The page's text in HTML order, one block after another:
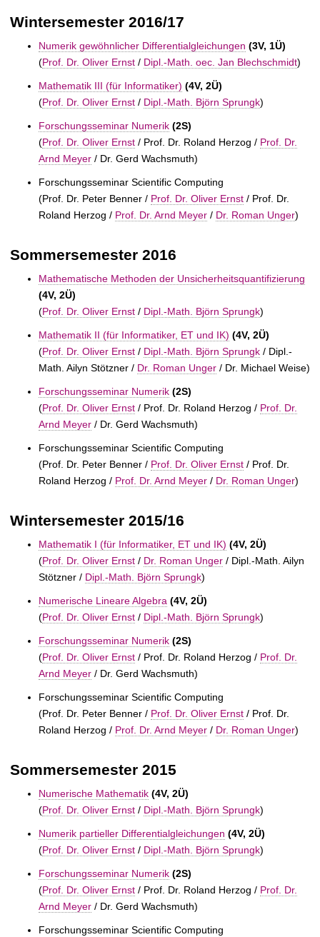
Wintersemester 2016/17
Numerik gewöhnlicher Differentialgleichungen (3V, 1Ü)
(Prof. Dr. Oliver Ernst / Dipl.-Math. oec. Jan Blechschmidt)
Mathematik III (für Informatiker) (4V, 2Ü)
(Prof. Dr. Oliver Ernst / Dipl.-Math. Björn Sprungk)
Forschungsseminar Numerik (2S)
(Prof. Dr. Oliver Ernst / Prof. Dr. Roland Herzog / Prof. Dr.
Arnd Meyer / Dr. Gerd Wachsmuth)
Forschungsseminar Scientific Computing
(Prof. Dr. Peter Benner / Prof. Dr. Oliver Ernst / Prof. Dr.
Roland Herzog / Prof. Dr. Arnd Meyer / Dr. Roman Unger)
Sommersemester 2016
Mathematische Methoden der Unsicherheitsquantifizierung
(4V, 2Ü)
(Prof. Dr. Oliver Ernst / Dipl.-Math. Björn Sprungk)
Mathematik II (für Informatiker, ET und IK) (4V, 2Ü)
(Prof. Dr. Oliver Ernst / Dipl.-Math. Björn Sprungk / Dipl.-
Math. Ailyn Stötzner / Dr. Roman Unger / Dr. Michael Weise)
Forschungsseminar Numerik (2S)
(Prof. Dr. Oliver Ernst / Prof. Dr. Roland Herzog / Prof. Dr.
Arnd Meyer / Dr. Gerd Wachsmuth)
Forschungsseminar Scientific Computing
(Prof. Dr. Peter Benner / Prof. Dr. Oliver Ernst / Prof. Dr.
Roland Herzog / Prof. Dr. Arnd Meyer / Dr. Roman Unger)
Wintersemester 2015/16
Mathematik I (für Informatiker, ET und IK) (4V, 2Ü)
(Prof. Dr. Oliver Ernst / Dr. Roman Unger / Dipl.-Math. Ailyn
Stötzner / Dipl.-Math. Björn Sprungk)
Numerische Lineare Algebra (4V, 2Ü)
(Prof. Dr. Oliver Ernst / Dipl.-Math. Björn Sprungk)
Forschungsseminar Numerik (2S)
(Prof. Dr. Oliver Ernst / Prof. Dr. Roland Herzog / Prof. Dr.
Arnd Meyer / Dr. Gerd Wachsmuth)
Forschungsseminar Scientific Computing
(Prof. Dr. Peter Benner / Prof. Dr. Oliver Ernst / Prof. Dr.
Roland Herzog / Prof. Dr. Arnd Meyer / Dr. Roman Unger)
Sommersemester 2015
Numerische Mathematik (4V, 2Ü)
(Prof. Dr. Oliver Ernst / Dipl.-Math. Björn Sprungk)
Numerik partieller Differentialgleichungen (4V, 2Ü)
(Prof. Dr. Oliver Ernst / Dipl.-Math. Björn Sprungk)
Forschungsseminar Numerik (2S)
(Prof. Dr. Oliver Ernst / Prof. Dr. Roland Herzog / Prof. Dr.
Arnd Meyer / Dr. Gerd Wachsmuth)
Forschungsseminar Scientific Computing